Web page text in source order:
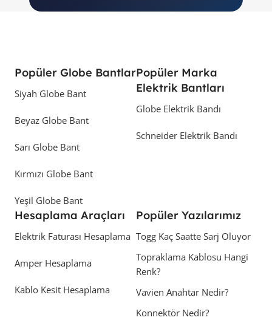
Popüler Globe Bantlar
Siyah Globe Bant
Beyaz Globe Bant
Sarı Globe Bant
Kırmızı Globe Bant
Yeşil Globe Bant
Popüler Marka
Elektrik Bantları
Globe Elektrik Bandı
Schneider Elektrik Bandı
Hesaplama Araçları
Elektrik Faturası Hesaplama
Amper Hesaplama
Kablo Kesit Hesaplama
Popüler Yazılarımız
Togg Kaç Saatte Sarj Oluyor
Topraklama Kablosu Hangi
Renk?
Vavien Anahtar Nedir?
Konnektör Nedir?